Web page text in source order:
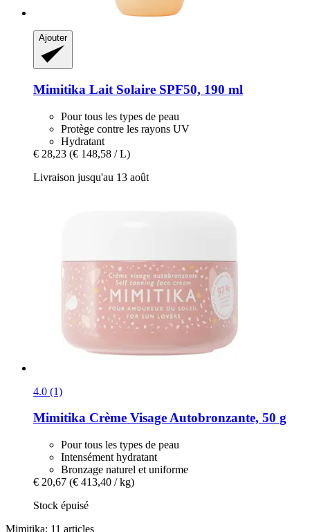
Ajouter
Mimitika Lait Solaire SPF50, 190 ml
Pour tous les types de peau
Protège contre les rayons UV
Hydratant
€ 28,23 (€ 148,58 / L)
Livraison jusqu'au 13 août
4.0 (1)
Mimitika Crème Visage Autobronzante, 50 g
Pour tous les types de peau
Intensément hydratant
Bronzage naturel et uniforme
€ 20,67 (€ 413,40 / kg)
Stock épuisé
Mimitika: 11 articles